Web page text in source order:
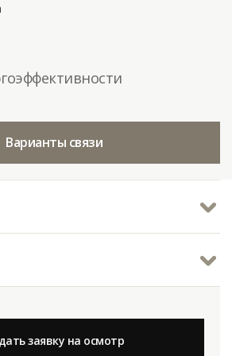
Варианты связи
заявку на осмотр